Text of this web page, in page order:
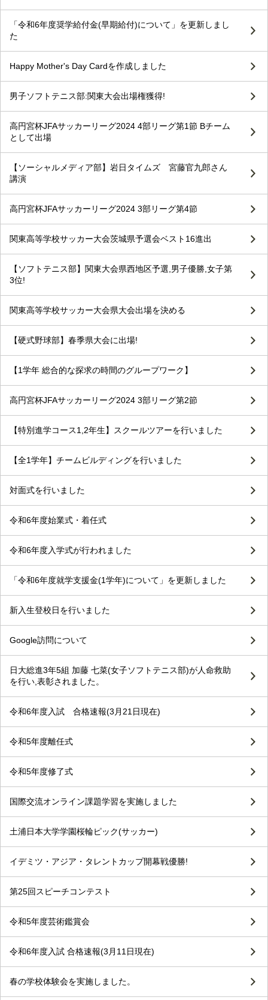
「令和6年度奨学給付金(早期給付)について」を更新しまし
た
Happy Mother's Day Cardを作成しました
男子ソフトテニス部:関東大会出場権獲得!
高円宮杯JFAサッカーリーグ2024 4部リーグ第1節 Bチーム
として出場
【ソーシャルメディア部】岩日タイムズ 宮藤官九郎さん
講演
高円宮杯JFAサッカーリーグ2024 3部リーグ第4節
関東高等学校サッカー大会茨城県予選会ベスト16進出
【ソフトテニス部】関東大会県西地区予選,男子優勝,女子第
3位!
関東高等学校サッカー大会県大会出場を決める
【硬式野球部】春季県大会に出場!
【1学年 総合的な探求の時間のグループワーク】
高円宮杯JFAサッカーリーグ2024 3部リーグ第2節
【特別進学コース1,2年生】スクールツアーを行いました
【全1学年】チームビルディングを行いました
対面式を行いました
令和6年度始業式・着任式
令和6年度入学式が行われました
「令和6年度就学支援金(1学年)について」を更新しました
新入生登校日を行いました
Google訪問について
日大総進3年5組 加藤 七菜(女子ソフトテニス部)が人命救助
を行い,表彰されました。
令和6年度入試 合格速報(3月21日現在)
令和5年度離任式
令和5年度修了式
国際交流オンライン課題学習を実施しました
土浦日本大学学園桜輪ピック(サッカー)
イデミツ・アジア・タレントカップ開幕戦優勝!
第25回スピーチコンテスト
令和5年度芸術鑑賞会
令和6年度入試 合格速報(3月11日現在)
春の学校体験会を実施しました。